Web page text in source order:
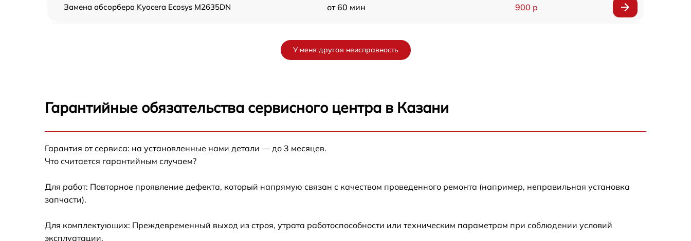
Замена абсорбера Kyocera Ecosys M2635DN от 60 мин 900 р
Замена печатной головки Kyocera Ecosys
M2635DN
Замена вала Kyocera Ecosys M2635DN
У меня другая неисправность
Гарантийные обязательства сервисного центра в Казани
Гарантия от сервиса: на установленные нами детали — до 3 месяцев.
Что считается гарантийным случаем?
Для работ: Повторное проявление дефекта, который напрямую связан с качеством проведенного ремонта (например, неправильная установка
запчасти).
Для комплектующих: Преждевременный выход из строя, утрата работоспособности или техническим параметрам при соблюдении условий
эксплуатации.